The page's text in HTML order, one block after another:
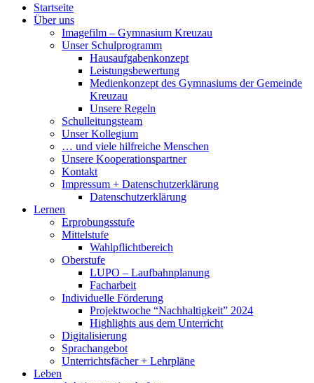
Startseite
Über uns
Imagefilm – Gymnasium Kreuzau
Unser Schulprogramm
Hausaufgabenkonzept
Leistungsbewertung
Medienkonzept des Gymnasiums der Gemeinde
Kreuzau
Unsere Regeln
Schulleitungsteam
Unser Kollegium
… und viele hilfreiche Menschen
Unsere Kooperationspartner
Kontakt
Impressum + Datenschutzerklärung
Datenschutzerklärung
Lernen
Erprobungsstufe
Mittelstufe
Wahlpflichtbereich
Oberstufe
LUPO – Laufbahnplanung
Facharbeit
Individuelle Förderung
Projektwoche “Nachhaltigkeit” 2024
Highlights aus dem Unterricht
Digitalisierung
Sprachangebot
Unterrichtsfächer + Lehrpläne
Leben